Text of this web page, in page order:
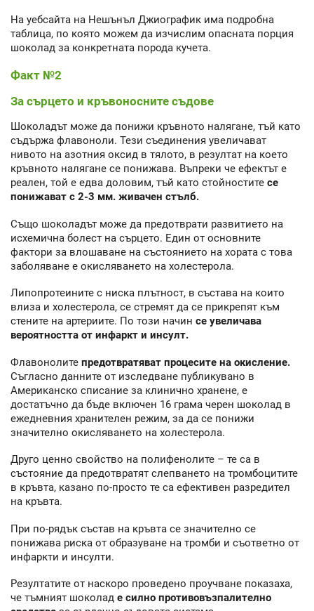
На уебсайта на Нешънъл Джиографик има подробна
таблица, по която можем да изчислим опасната порция
шоколад за конкретната порода кучета.
Факт №2
За сърцето и кръвоносните съдове
Шоколадът може да понижи кръвното налягане, тъй като
съдържа флавоноли. Тези съединения увеличават
нивото на азотния оксид в тялото, в резултат на което
кръвното налягане се понижава. Въпреки че ефектът е
реален, той е едва доловим, тъй като стойностите се
понижават с 2-3 мм. живачен стълб.
Също шоколадът може да предотврати развитието на
исхемична болест на сърцето. Един от основните
фактори за влошаване на състоянието на хората с това
заболяване е окисляването на холестерола.
Липопротеините с ниска плътност, в състава на които
влиза и холестерола, се стремят да се прикрепят към
стените на артериите. По този начин се увеличава
вероятността от инфаркт и инсулт.
Флавонолите предотвратяват процесите на окисление.
Съгласно данните от изследване публикувано в
Американско списание за клинично хранене, е
достатъчно да бъде включен 16 грама черен шоколад в
ежедневния хранителен режим, за да се понижи
значително окисляването на холестерола.
Друго ценно свойство на полифенолите – те са в
състояние да предотвратят слепването на тромбоцитите
в кръвта, казано по-просто те са ефективен разредител
на кръвта.
При по-рядък състав на кръвта се значително се
понижава риска от образуване на тромби и съответно от
инфаркти и инсулти.
Резултатите от наскоро проведено проучване показаха,
че тъмният шоколад е силно противовъзпалително